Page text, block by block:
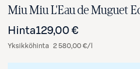
Miu Miu L'Eau de Muguet
Hinta129,00 €
Yksikköhinta 2 580,00 €/l